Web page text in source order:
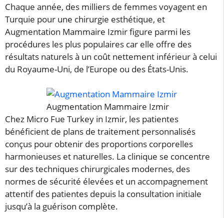
Chaque année, des milliers de femmes voyagent en
Turquie pour une chirurgie esthétique, et
Augmentation Mammaire Izmir figure parmi les
procédures les plus populaires car elle offre des
résultats naturels à un coût nettement inférieur à celui
du Royaume-Uni, de l’Europe ou des États-Unis.
Augmentation Mammaire Izmir
Chez Micro Fue Turkey in Izmir, les patientes
bénéficient de plans de traitement personnalisés
conçus pour obtenir des proportions corporelles
harmonieuses et naturelles. La clinique se concentre
sur des techniques chirurgicales modernes, des
normes de sécurité élevées et un accompagnement
attentif des patientes depuis la consultation initiale
jusqu’à la guérison complète.